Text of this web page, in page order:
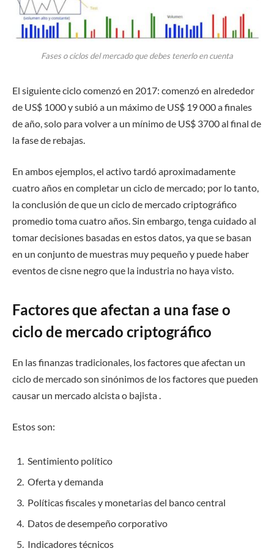
Fases o ciclos del mercado que debes tenerlo en cuenta
El siguiente ciclo comenzó en 2017: comenzó en alrededor
de US$ 1000 y subió a un máximo de US$ 19 000 a finales
de año, solo para volver a un mínimo de US$ 3700 al final de
la fase de rebajas.
En ambos ejemplos, el activo tardó aproximadamente
cuatro años en completar un ciclo de mercado; por lo tanto,
la conclusión de que un ciclo de mercado criptográfico
promedio toma cuatro años. Sin embargo, tenga cuidado al
tomar decisiones basadas en estos datos, ya que se basan
en un conjunto de muestras muy pequeño y puede haber
eventos de cisne negro que la industria no haya visto.
Factores que afectan a una fase o
ciclo de mercado criptográfico
En las finanzas tradicionales, los factores que afectan un
ciclo de mercado son sinónimos de los factores que pueden
causar un mercado alcista o bajista .
Estos son:
Sentimiento político
Oferta y demanda
Políticas fiscales y monetarias del banco central
Datos de desempeño corporativo
Indicadores técnicos